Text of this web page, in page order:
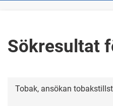
Sökresultat
Tobak, ansökan